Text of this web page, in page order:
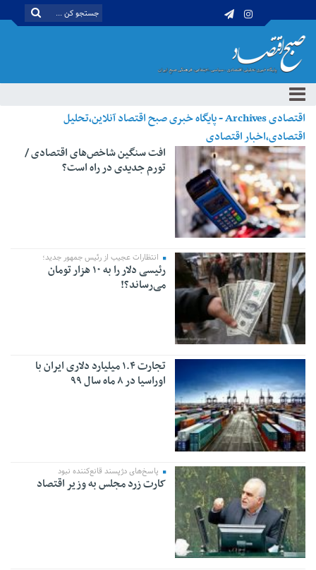
اقتصادی Archives - پایگاه خبری صبح اقتصاد آنلاین،تحلیل
اقتصادی،اخبار اقتصادی
افت سنگین شاخص‌های اقتصادی /
تورم جدیدی در راه است؟
انتظارات عجیب از رئیس جمهور جدید؛
رئیسی دلار را به ۱۰ هزار تومان
می‌رساند؟!
تجارت ۱.۴ میلیارد دلاری ایران با
اوراسیا در ۸ ماه سال ۹۹
پاسخ‌های دژپسند قانع‌کننده نبود
کارت زرد مجلس به وزیر اقتصاد